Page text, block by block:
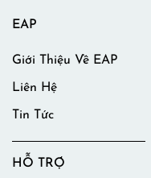
EAP
Giới Thiệu Về EAP
Liên Hệ
Tin Tức
HỖ TRỢ